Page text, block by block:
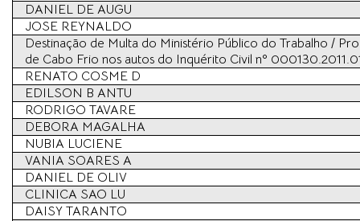
DANIEL DE AUGU
JOSE REYNALDO
Destinação de Multa do Ministério Público do Trabalho /
de Cabo Frio nos autos do Inquérito Civil nº
RENATO COSME D
EDILSON B ANTU
RODRIGO TAVARE
DEBORA MAGALHA
NUBIA LUCIENE
VANIA SOARES A
DANIEL DE OLIV
CLINICA SAO LU
DAISY TARANTO